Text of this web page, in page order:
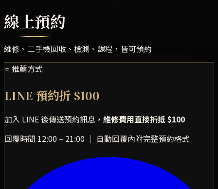
線上預約
維修、二手機回收、檢測、課程，皆可預約
⭐ 推薦方式
LINE 預約折 $100
加入 LINE 後傳送預約訊息， 維修費用直接折抵 $100
回覆時間 12:00 – 21:00 ｜ 自動回覆內附完整預約格式